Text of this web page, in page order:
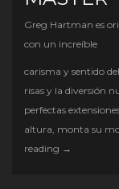
Greg Hartman es
con un increíble
carisma y sentido
risas y la diversión
perfectas
altura, monta su
reading Greg
→